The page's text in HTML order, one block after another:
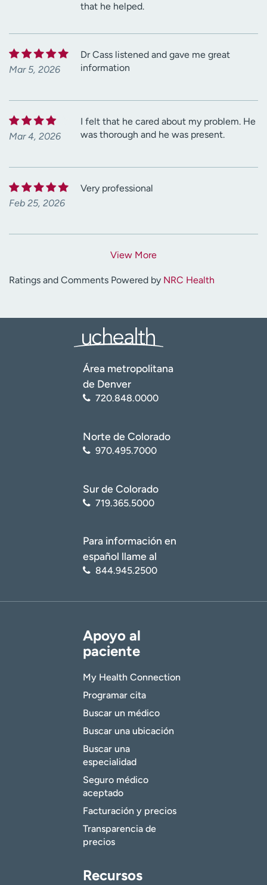
that he helped.
Mar 5, 2026
Dr Cass listened and gave me great
information
Mar 4, 2026
I felt that he cared about my problem. He
was thorough and he was present.
Feb 25, 2026
Very professional
View More
Ratings and Comments Powered by NRC Health
Área metropolitana
de Denver
720.848.0000
Norte de Colorado
970.495.7000
Sur de Colorado
719.365.5000
Para información en
español llame al
844.945.2500
Apoyo al
paciente
My Health Connection
Programar cita
Buscar un médico
Buscar una ubicación
Buscar una
especialidad
Seguro médico
aceptado
Facturación y precios
Transparencia de
precios
Recursos